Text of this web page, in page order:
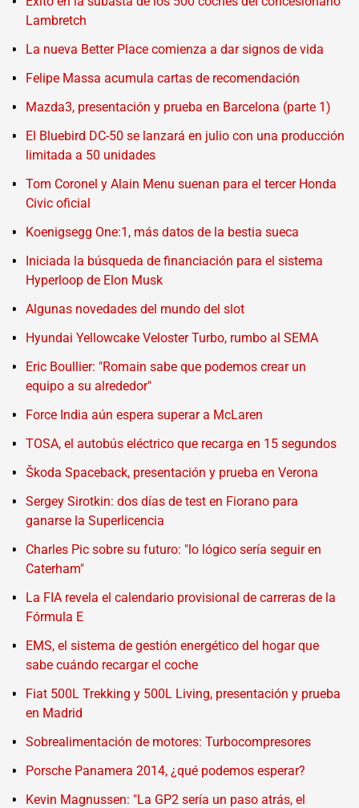
Lambretch
La nueva Better Place comienza a dar signos de vida
Felipe Massa acumula cartas de recomendación
Mazda3, presentación y prueba en Barcelona (parte 1)
El Bluebird DC-50 se lanzará en julio con una producción
limitada a 50 unidades
Tom Coronel y Alain Menu suenan para el tercer Honda
Civic oficial
Koenigsegg One:1, más datos de la bestia sueca
Iniciada la búsqueda de financiación para el sistema
Hyperloop de Elon Musk
Algunas novedades del mundo del slot
Hyundai Yellowcake Veloster Turbo, rumbo al SEMA
Eric Boullier: "Romain sabe que podemos crear un
equipo a su alrededor"
Force India aún espera superar a McLaren
TOSA, el autobús eléctrico que recarga en 15 segundos
Škoda Spaceback, presentación y prueba en Verona
Sergey Sirotkin: dos días de test en Fiorano para
ganarse la Superlicencia
Charles Pic sobre su futuro: "lo lógico sería seguir en
Caterham"
La FIA revela el calendario provisional de carreras de la
Fórmula E
EMS, el sistema de gestión energético del hogar que
sabe cuándo recargar el coche
Fiat 500L Trekking y 500L Living, presentación y prueba
en Madrid
Sobrealimentación de motores: Turbocompresores
Porsche Panamera 2014, ¿qué podemos esperar?
Kevin Magnussen: "La GP2 sería un paso atrás, el